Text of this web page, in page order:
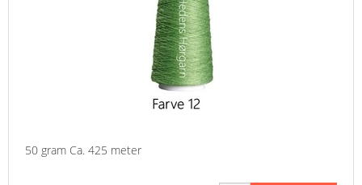
50 gram Ca. 425 meter